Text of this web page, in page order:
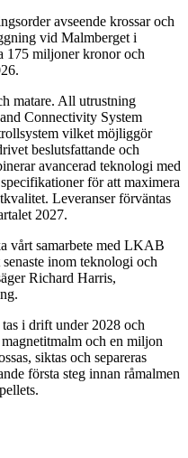
avseende krossar och
vid Malmberget i
175 miljoner kronor och
matare. All utrustning
Connectivity System
vilket möjliggör
beslutsfattande och
avancerad teknologi med
för att maximera
Leveranser förväntas
2027.
vårt samarbete med LKAB
inom teknologi och
Richard Harris,
i drift under 2028 och
och en miljon
siktas och separeras
första steg innan råmalmen